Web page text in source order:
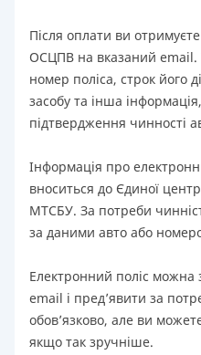
Після оплати ви
ОСЦПВ на вказаний email.
номер поліса, строк його
засобу та інша
підтвердження чинності
Інформація про
вноситься до Єдиної
МТСБУ. За потреби
за даними авто або
Електронний поліс можна
email і пред’явити за
обов’язково, але ви
якщо так зручніше.